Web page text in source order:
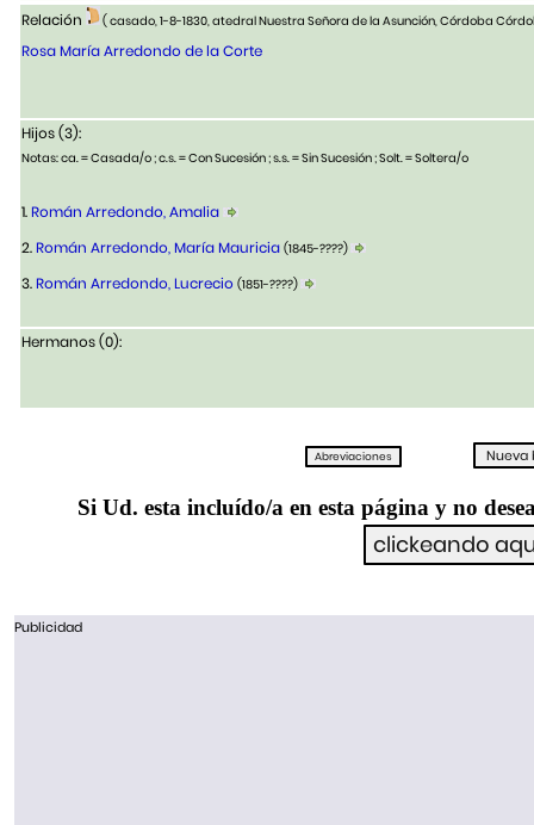
Relación ( casado, 1-8-1830, atedral Nuestra Señora de la Asunción, Córdoba
Rosa María Arredondo de la Corte
Hijos (3):
Notas: ca. = Casada/o ; c.s. = Con Sucesión ; s.s. = Sin Sucesión ; Solt. = Soltera/o
1.Román Arredondo, Amalia
2.Román Arredondo, María Mauricia (1845-????)
3.Román Arredondo, Lucrecio (1851-????)
Hermanos (0):
Si Ud. esta incluído/a en esta página y no
Publicidad